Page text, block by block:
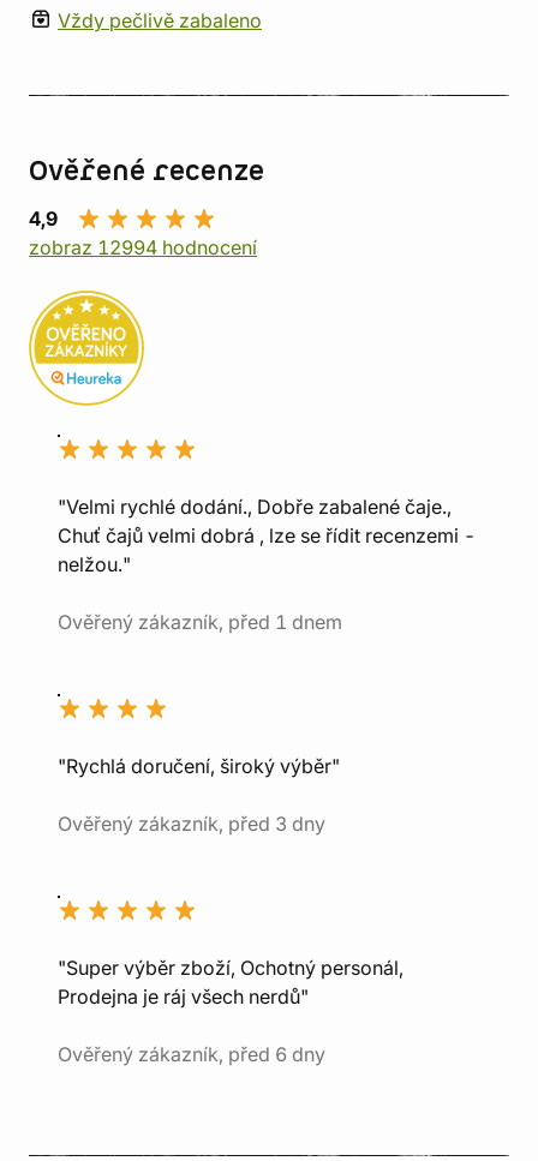
Vždy pečlivě zabaleno
Ověřené recenze
4,9
zobraz 12994 hodnocení
"Velmi rychlé dodání., Dobře zabalené čaje.,
Chuť čajů velmi dobrá , lze se řídit recenzemi -
nelžou."
Ověřený zákazník, před 1 dnem
"Rychlá doručení, široký výběr"
Ověřený zákazník, před 3 dny
"Super výběr zboží, Ochotný personál,
Prodejna je ráj všech nerdů"
Ověřený zákazník, před 6 dny